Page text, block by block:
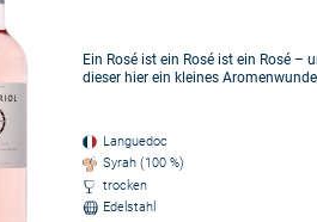
Ein Rosé ist ein Rosé ist ein Rosé –
dieser hier ein kleines
Languedoc
Syrah (100 %)
trocken
Edelstahl